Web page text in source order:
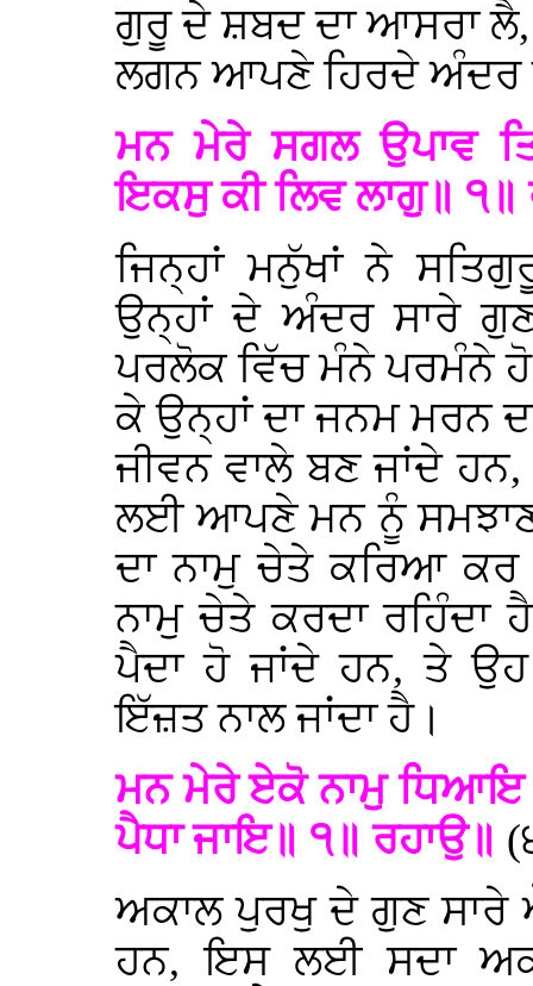
ਗੁਰੂ ਦੇ ਸ਼ਬਦ ਦਾ ਆਸਰਾ
ਲਗਨ ਆਪਣੇ ਹਿਰਦੇ ਅੰਦਰ
ਮਨ ਮੇਰੇ ਸਗਲ ਉਪਾਵ
ਇਕਸੁ ਕੀ ਲਿਵ ਲਾਗੁ॥
ਜਿਨ੍ਹਾਂ ਮਨੁੱਖਾਂ ਨੇ
ਉਨ੍ਹਾਂ ਦੇ ਅੰਦਰ ਸਾਰੇ
ਪਰਲੋਕ ਵਿੱਚ ਮੰਨੇ ਪਰਮੰਨੇ ਹੋ
ਕੇ ਉਨ੍ਹਾਂ ਦਾ ਜਨਮ ਮਰਨ
ਜੀਵਨ ਵਾਲੇ ਬਣ ਜਾਂਦੇ
ਲਈ ਆਪਣੇ ਮਨ ਨੂੰ
ਦਾ ਨਾਮੁ ਚੇਤੇ ਕਰਿਆ
ਨਾਮੁ ਚੇਤੇ ਕਰਦਾ
ਪੈਦਾ ਹੋ ਜਾਂਦੇ ਹਨ, ਤੇ
ਇੱਜ਼ਤ ਨਾਲ ਜਾਂਦਾ ਹੈ।
ਮਨ ਮੇਰੇ ਏਕੋ ਨਾਮੁ
ਪੈਧਾ ਜਾਇ॥ ੧॥ ਰਹਾਉ॥
ਅਕਾਲ ਪੁਰਖੁ ਦੇ ਗੁਣ ਸਾਰੇ
ਹਨ, ਇਸ ਲਈ ਸਦਾ